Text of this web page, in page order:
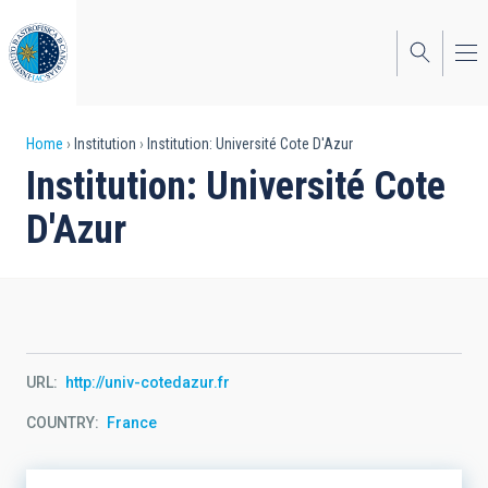
to
main
content
Breadcrumb
Home Institution Institution: Université Cote D'Azur
Institution: Université Cote
D'Azur
URL http://univ-cotedazur.fr
COUNTRY France